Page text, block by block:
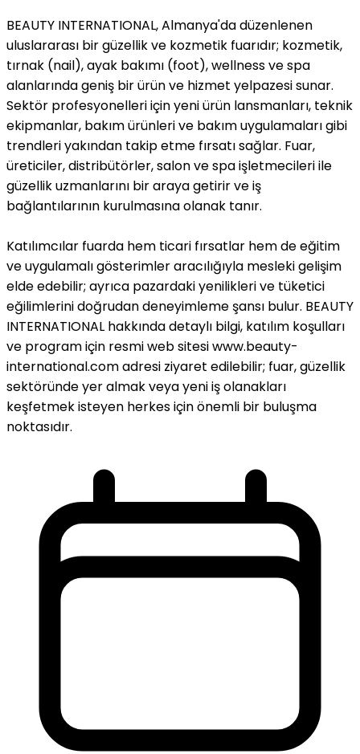
BEAUTY INTERNATIONAL, Almanya'da düzenlenen
uluslararası bir güzellik ve kozmetik fuarıdır; kozmetik,
tırnak (nail), ayak bakımı (foot), wellness ve spa
alanlarında geniş bir ürün ve hizmet yelpazesi sunar.
Sektör profesyonelleri için yeni ürün lansmanları, teknik
ekipmanlar, bakım ürünleri ve bakım uygulamaları gibi
trendleri yakından takip etme fırsatı sağlar. Fuar,
üreticiler, distribütörler, salon ve spa işletmecileri ile
güzellik uzmanlarını bir araya getirir ve iş
bağlantılarının kurulmasına olanak tanır.
Katılımcılar fuarda hem ticari fırsatlar hem de eğitim
ve uygulamalı gösterimler aracılığıyla mesleki gelişim
elde edebilir; ayrıca pazardaki yenilikleri ve tüketici
eğilimlerini doğrudan deneyimleme şansı bulur. BEAUTY
INTERNATIONAL hakkında detaylı bilgi, katılım koşulları
ve program için resmi web sitesi www.beauty-
international.com adresi ziyaret edilebilir; fuar, güzellik
sektöründe yer almak veya yeni iş olanakları
keşfetmek isteyen herkes için önemli bir buluşma
noktasıdır.